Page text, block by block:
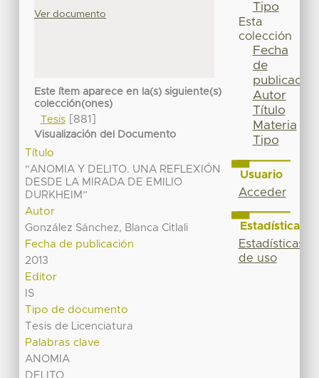
Ver documento
Este ítem aparece en la(s) siguiente(s)
colección(ones)
Tesis[881]
Visualización del Documento
Título
“ANOMIA Y DELITO. UNA REFLEXIÓN
DESDE LA MIRADA DE EMILIO
DURKHEIM”
Autor
González Sánchez, Blanca Citlali
Fecha de publicación
2013
Editor
IS
Tipo de documento
Tesis de Licenciatura
Palabras clave
ANOMIA
DELITO
Tipo
Esta
colección
Fecha
de
publicación
Autor
Título
Materia
Tipo
Usuario
Acceder
Estadísticas
Estadísticas
de uso